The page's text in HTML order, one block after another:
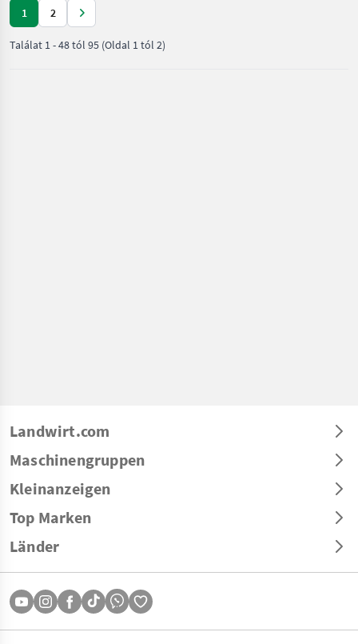
1 2
Találat 1-48tól 95 (Oldal 1 tól 2)
Landwirt.com
Maschinengruppen
Kleinanzeigen
Top Marken
Länder